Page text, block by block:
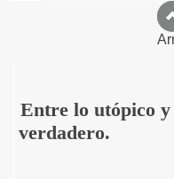
Entre lo utópico y
verdadero.